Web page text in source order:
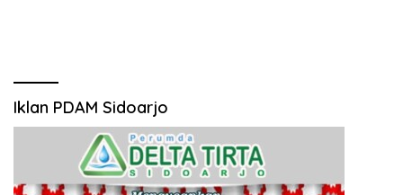
Iklan PDAM Sidoarjo